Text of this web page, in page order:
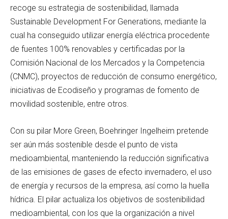
recoge su estrategia de sostenibilidad, llamada
Sustainable Development For Generations, mediante la
cual ha conseguido utilizar energía eléctrica procedente
de fuentes 100% renovables y certificadas por la
Comisión Nacional de los Mercados y la Competencia
(CNMC), proyectos de reducción de consumo energético,
iniciativas de Ecodiseño y programas de fomento de
movilidad sostenible, entre otros.
Con su pilar More Green, Boehringer Ingelheim pretende
ser aún más sostenible desde el punto de vista
medioambiental, manteniendo la reducción significativa
de las emisiones de gases de efecto invernadero, el uso
de energía y recursos de la empresa, así como la huella
hídrica. El pilar actualiza los objetivos de sostenibilidad
medioambiental, con los que la organización a nivel